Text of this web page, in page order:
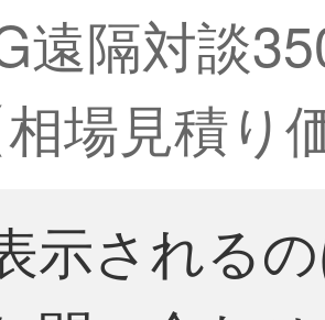
遠隔対談
場見積り
示される